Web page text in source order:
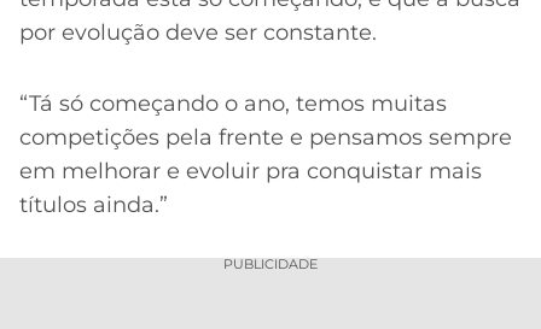
por evolução deve ser constante.
“Tá só começando o ano, temos muitas
competições pela frente e pensamos sempre
em melhorar e evoluir pra conquistar mais
títulos ainda.”
PUBLICIDADE